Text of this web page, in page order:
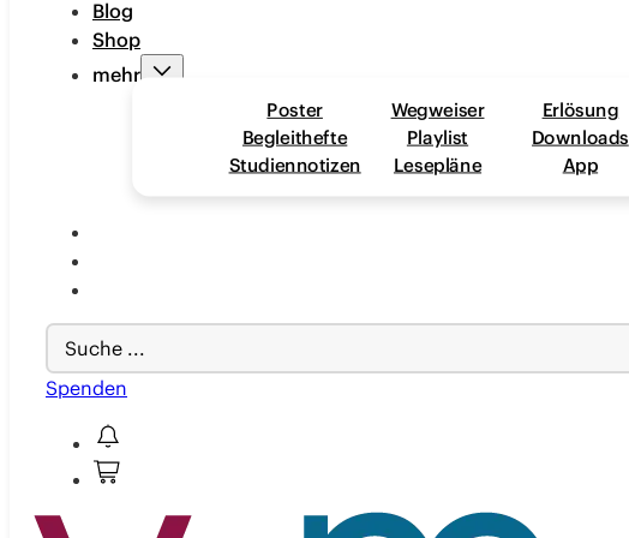
Blog
Shop
mehr
Poster
Begleithefte
Studiennotizen
Wegweiser
Playlist
Lesepläne
Erlösung
Downloads
App
Search
...
Spenden